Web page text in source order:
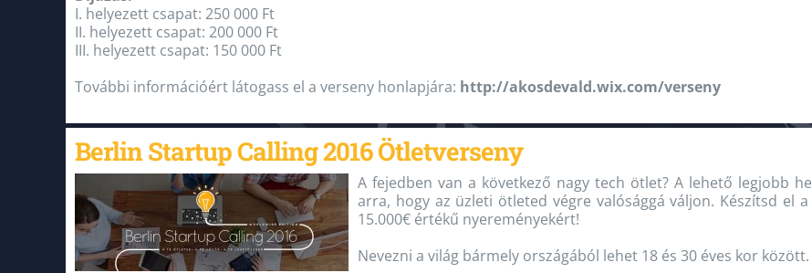
I. helyezett csapat: 250 000 Ft
II. helyezett csapat: 200 000 Ft
III. helyezett csapat: 150 000 Ft
További információért látogass el a verseny honlapjára: http://akosdevald.wix.com/verseny
Berlin Startup Calling 2016 Ötletverseny
A fejedben van a következő nagy tech ötlet? A lehető legjobb
arra, hogy az üzleti ötleted végre valósággá váljon. Készítsd el
15.000€ értékű nyereményekért!
Nevezni a világ bármely országából lehet 18 és 30 éves kor között.